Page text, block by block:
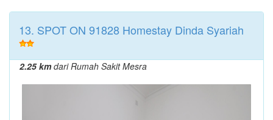
13. SPOT ON 91828 Homestay Dinda Syariah
2.25 kmdari Rumah Sakit Mesra